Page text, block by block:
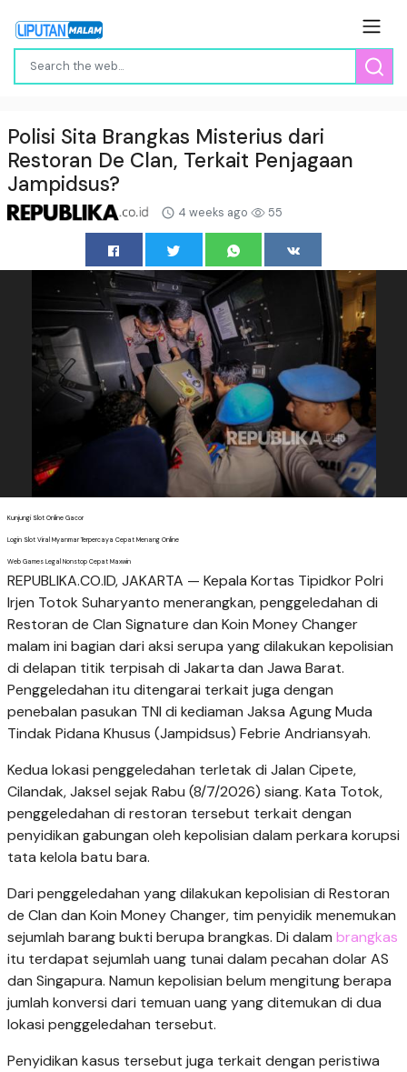
Polisi Sita Brangkas Misterius dari
Restoran De Clan, Terkait Penjagaan
Jampidsus?
4 weeks ago 55
Kunjungi Slot Online Gacor
Login Slot Viral Myanmar Terpercaya Cepat Menang Online
Web Games Legal Nonstop Cepat Maxwin
REPUBLIKA.CO.ID, JAKARTA — Kepala Kortas Tipidkor Polri
Irjen Totok Suharyanto menerangkan, penggeledahan di
Restoran de Clan Signature dan Koin Money Changer
malam ini bagian dari aksi serupa yang dilakukan kepolisian
di delapan titik terpisah di Jakarta dan Jawa Barat.
Penggeledahan itu ditengarai terkait juga dengan
penebalan pasukan TNI di kediaman Jaksa Agung Muda
Tindak Pidana Khusus (Jampidsus) Febrie Andriansyah.
Kedua lokasi penggeledahan terletak di Jalan Cipete,
Cilandak, Jaksel sejak Rabu (8/7/2026) siang. Kata Totok,
penggeledahan di restoran tersebut terkait dengan
penyidikan gabungan oleh kepolisian dalam perkara korupsi
tata kelola batu bara.
Dari penggeledahan yang dilakukan kepolisian di Restoran
de Clan dan Koin Money Changer, tim penyidik menemukan
sejumlah barang bukti berupa brangkas. Di dalam brangkas
itu terdapat sejumlah uang tunai dalam pecahan dolar AS
dan Singapura. Namun kepolisian belum mengitung berapa
jumlah konversi dari temuan uang yang ditemukan di dua
lokasi penggeledahan tersebut.
Penyidikan kasus tersebut juga terkait dengan peristiwa